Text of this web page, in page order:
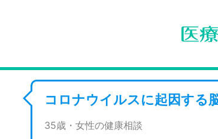
コロナウイルスに起因する
35歳・女性の健康相談